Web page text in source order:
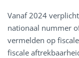
Vanaf 2024
nationaal nummer
vermelden op
fiscale